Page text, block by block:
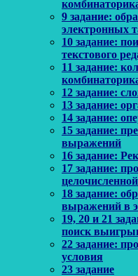
9 задание:
электронных
10 задание:
текстового
11 задание:
12 задание:
13 задание:
14 задание:
15 задание:
выражений
16 задание:
17 задание:
18 задание:
выражений в
19, 20 и 21
поиск
22 задание:
условия
23 задание